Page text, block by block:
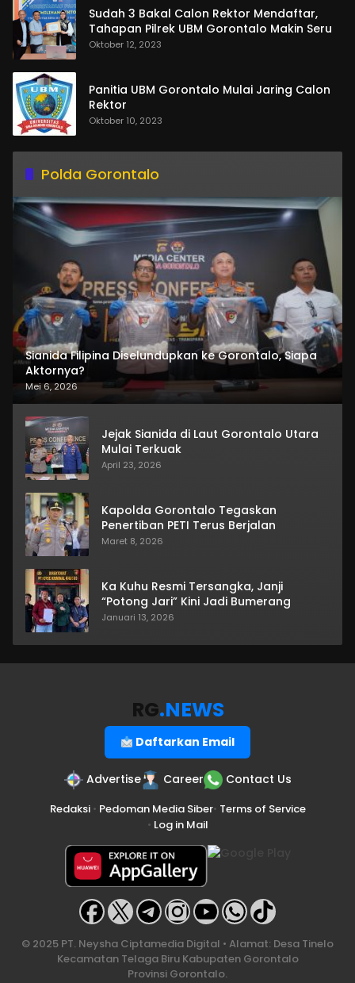
Sudah 3 Bakal Calon Rektor Mendaftar,
Tahapan Pilrek UBM Gorontalo Makin Seru
Oktober 12, 2023
Panitia UBM Gorontalo Mulai Jaring Calon
Rektor
Oktober 10, 2023
Polda Gorontalo
Sianida Filipina Diselundupkan ke Gorontalo, Siapa
Aktornya?
Mei 6, 2026
Jejak Sianida di Laut Gorontalo Utara
Mulai Terkuak
April 23, 2026
Kapolda Gorontalo Tegaskan
Penertiban PETI Terus Berjalan
Maret 8, 2026
Ka Kuhu Resmi Tersangka, Janji
“Potong Jari” Kini Jadi Bumerang
Januari 13, 2026
RG.NEWS
Daftarkan Email
Advertise Career Contact Us
Redaksi• Pedoman Media Siber• Terms of Service
• Log in Mail
© 2025 PT. Neysha Ciptamedia Digital • Alamat: Desa Tinelo
Kecamatan Telaga Biru Kabupaten Gorontalo
Provinsi Gorontalo.